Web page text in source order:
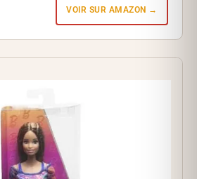
VOIR SUR AMAZON →